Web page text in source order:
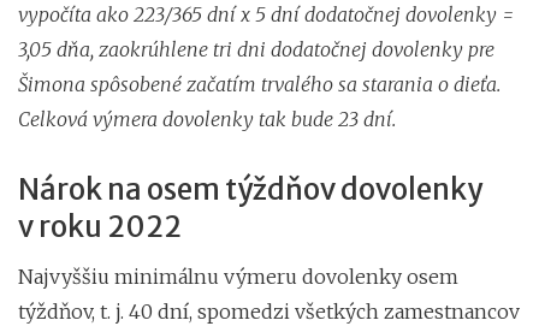
vypočíta ako 223/365 dní x 5 dní dodatočnej dovolenky =
3,05 dňa, zaokrúhlene tri dni dodatočnej dovolenky pre
Šimona spôsobené začatím trvalého sa starania o dieťa.
Celková výmera dovolenky tak bude 23 dní.
Nárok na osem týždňov dovolenky
v roku 2022
Najvyššiu minimálnu výmeru dovolenky osem
týždňov, t. j. 40 dní, spomedzi všetkých zamestnancov